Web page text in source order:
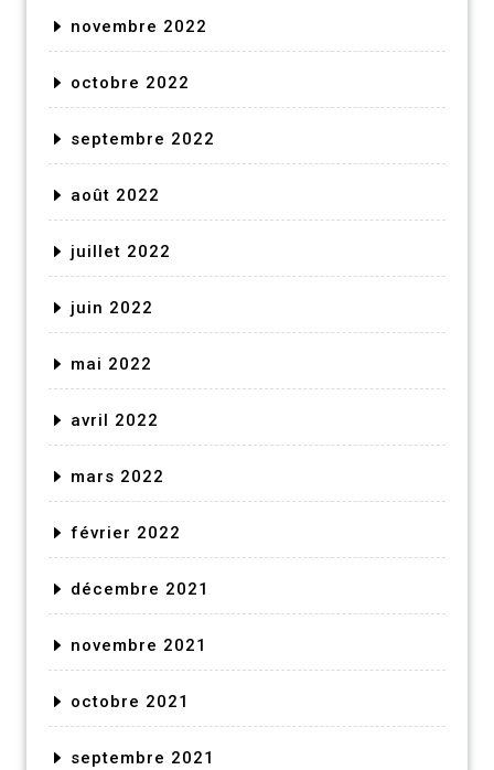
novembre 2022
octobre 2022
septembre 2022
août 2022
juillet 2022
juin 2022
mai 2022
avril 2022
mars 2022
février 2022
décembre 2021
novembre 2021
octobre 2021
septembre 2021